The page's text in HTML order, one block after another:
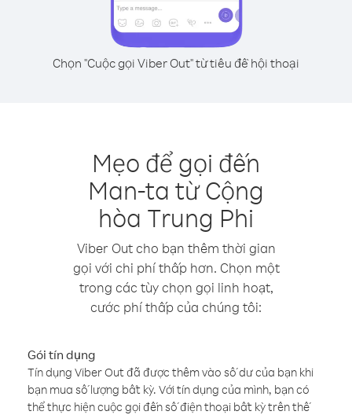
Chọn "Cuộc gọi Viber Out" từ tiêu đề hội thoại
Mẹo để gọi đến
Man-ta từ Cộng
hòa Trung Phi
Viber Out cho bạn thêm thời gian
gọi với chi phí thấp hơn. Chọn một
trong các tùy chọn gọi linh hoạt,
cước phí thấp của chúng tôi:
Gói tín dụng
Tín dụng Viber Out đã được thêm vào số dư của bạn khi
bạn mua số lượng bất kỳ. Với tín dụng của mình, bạn có
thể thực hiện cuộc gọi đến số điện thoại bất kỳ trên thế